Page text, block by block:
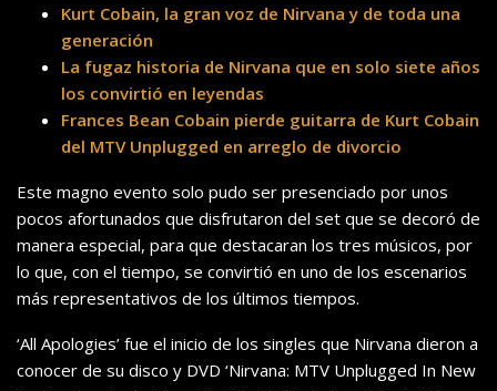
Kurt Cobain, la gran voz de Nirvana y de toda una
generación
La fugaz historia de Nirvana que en solo siete años
los convirtió en leyendas
Frances Bean Cobain pierde guitarra de Kurt Cobain
del MTV Unplugged en arreglo de divorcio
Este magno evento solo pudo ser presenciado por unos
pocos afortunados que disfrutaron del set que se decoró de
manera especial, para que destacaran los tres músicos, por
lo que, con el tiempo, se convirtió en uno de los escenarios
más representativos de los últimos tiempos.
‘All Apologies’ fue el inicio de los singles que Nirvana dieron a
conocer de su disco y DVD ‘Nirvana: MTV Unplugged In New